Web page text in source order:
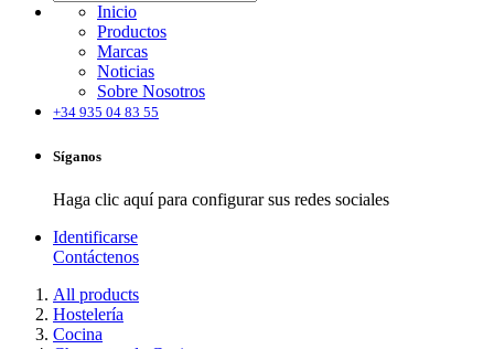
Inicio
Productos
Marcas
Noticias
Sobre Nosotros
+34 935 04 83 55
Síganos
Haga clic aquí para configurar sus redes sociales
Identificarse
Contáctenos
All products
Hostelería
Cocina